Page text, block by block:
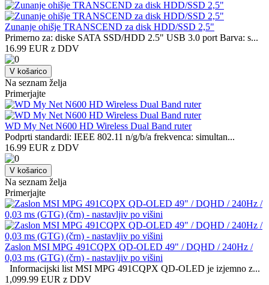
Zunanje ohišje TRANSCEND za disk HDD/SSD 2,5"
Primerno za: diske SATA SSD/HDD 2.5" USB 3.0 port Barva: s...
16.99 EUR z DDV
V košarico
Na seznam želja
Primerjajte
WD My Net N600 HD Wireless Dual Band ruter
Podprti standardi: IEEE 802.11 n/g/b/a frekvenca: simultan...
16.99 EUR z DDV
V košarico
Na seznam želja
Primerjajte
Zaslon MSI MPG 491CQPX QD-OLED 49" / DQHD / 240Hz /
0,03 ms (GTG) (črn) - nastavljiv po višini
Informacijski list MSI MPG 491CQPX QD-OLED je izjemno z...
1,099.99 EUR z DDV